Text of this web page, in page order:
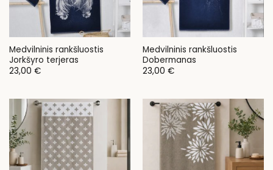
Medvilninis rankšluostis
Jorkšyro terjeras
23,00 €
Medvilninis rankšluostis
Dobermanas
23,00 €